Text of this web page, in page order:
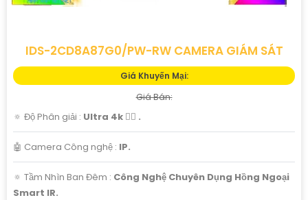
IDS-2CD8A87G0/PW-RW CAMERA GIÁM SÁT
Giá Khuyến Mại:
Giá Bán:
🔅 Độ Phân giải : Ultra 4k 👍🏾 .
🤖️ Camera Công nghệ : IP.
🔅 Tầm Nhìn Ban Đêm : Công Nghệ Chuyên Dụng Hồng Ngoại
Smart IR.